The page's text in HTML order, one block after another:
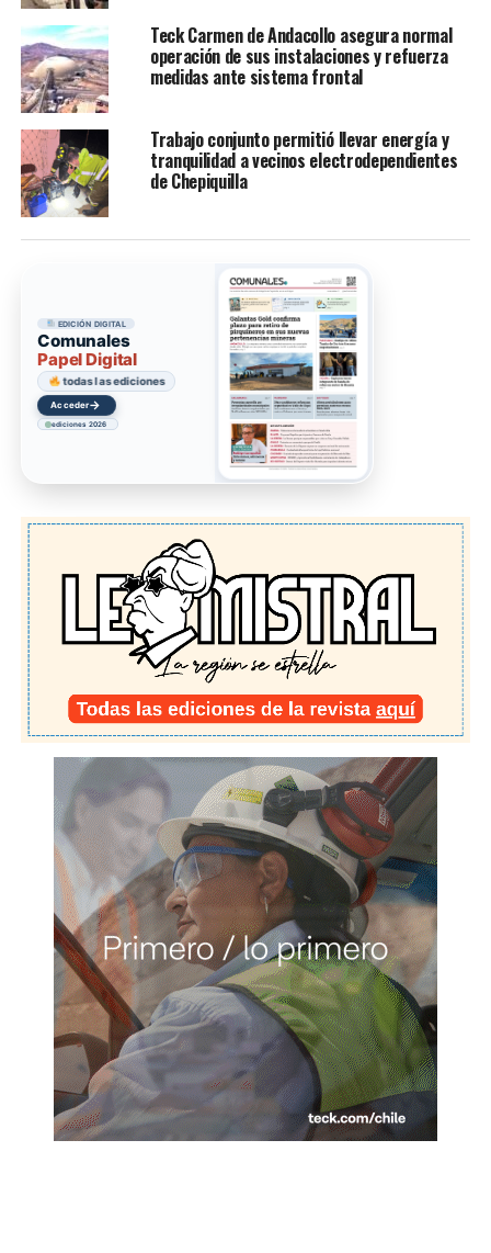
Teck Carmen de Andacollo asegura normal
operación de sus instalaciones y refuerza
medidas ante sistema frontal
Trabajo conjunto permitió llevar energía y
tranquilidad a vecinos electrodependientes
de Chepiquilla
EDICIÓN DIGITAL
Comunales
Papel Digital
todas las ediciones
Acceder→
ediciones 2026